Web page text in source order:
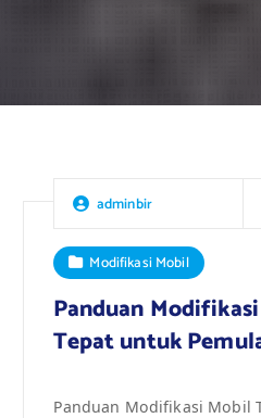
adminbir
Modifikasi Mobil
Panduan
Tepat untuk
Panduan Modifikasi Mobil